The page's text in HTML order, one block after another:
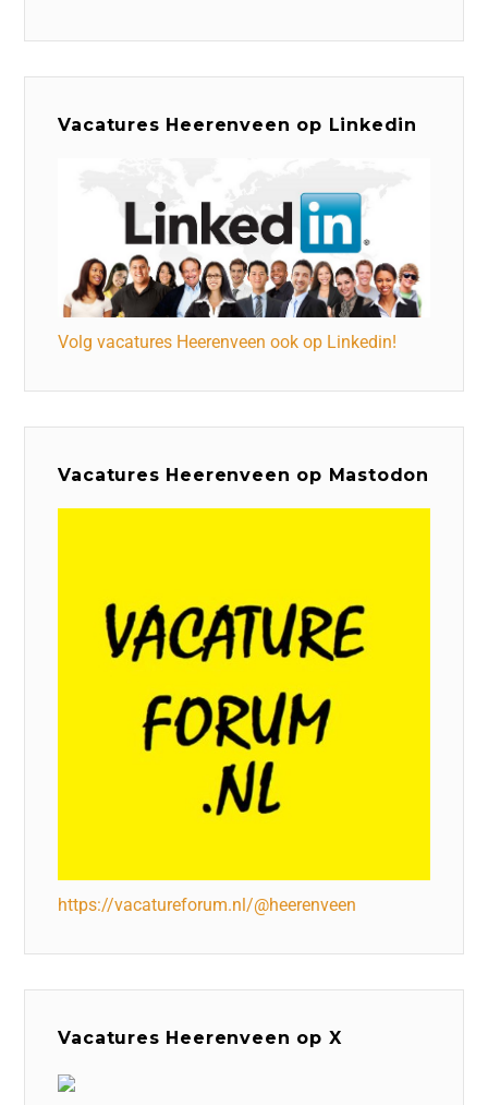
Vacatures Heerenveen op Linkedin
Volg vacatures Heerenveen ook op Linkedin!
Vacatures Heerenveen op Mastodon
https://vacatureforum.nl/@heerenveen
Vacatures Heerenveen op X